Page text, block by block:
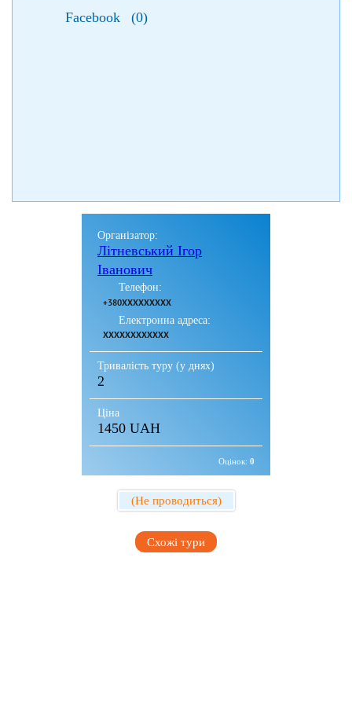
Facebook (0)
Організатор:
Літневський Ігор
Іванович
Телефон:
+380XXXXXXXXX
Електронна адреса:
XXXXXXXXXXXX
Тривалість туру (у днях)
2
Ціна
1450 UAH
Оцінок: 0
(Не проводиться)
Схожі тури